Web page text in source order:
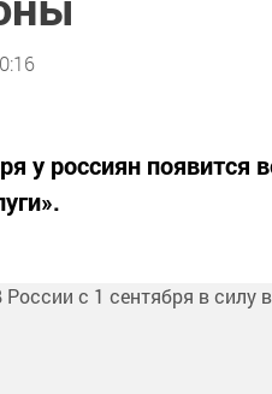
у россиян